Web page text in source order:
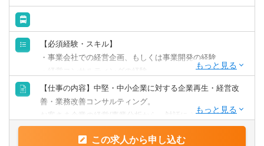
共に考え・行動し、チームでお客さまの期待を超える付加
目指しています。
【必須経験・スキル】
・事業会社での経営企画、もしくは事業開発の経験
・経営コンサルティングの経験
・経営を支えるシステム（ITだけでない）を俯瞰してデザ
インできる能力
【歓迎される経験・スキル】
・公認会計士
【仕事の内容】中堅・中小企業に対する企業再生・経営改
善・業務改善コンサルティング。
お客さま企業の経営/事業分析から、対話による企画立案、
リサーチ、リソース確保、POC、実現まで幅広く対応しま
この求人から申し込む
岐阜県 静岡県
愛知県
関西
滋賀県
事務／秘書
管理部門アシスタント
事務／アシスタント